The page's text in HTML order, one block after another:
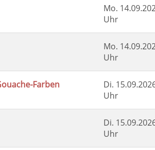
Mo.
Uhr
Mo.
Uhr
Farben Di.
Uhr
Di.
Uhr